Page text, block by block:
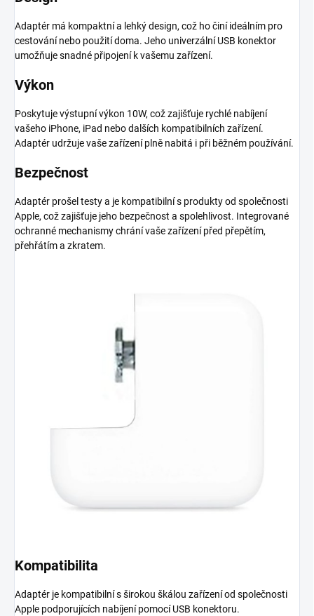
Adaptér má kompaktní a lehký design, což ho činí ideálním pro
cestování nebo použití doma. Jeho univerzální USB konektor
umožňuje snadné připojení k vašemu zařízení.
Výkon
Poskytuje výstupní výkon 10W, což zajišťuje rychlé nabíjení
vašeho iPhone, iPad nebo dalších kompatibilních zařízení.
Adaptér udržuje vaše zařízení plně nabitá i při běžném používání.
Bezpečnost
Adaptér prošel testy a je kompatibilní s produkty od společnosti
Apple, což zajišťuje jeho bezpečnost a spolehlivost. Integrované
ochranné mechanismy chrání vaše zařízení před přepětím,
přehřátím a zkratem.
Kompatibilita
Adaptér je kompatibilní s širokou škálou zařízení od společnosti
Apple podporujících nabíjení pomocí USB konektoru.